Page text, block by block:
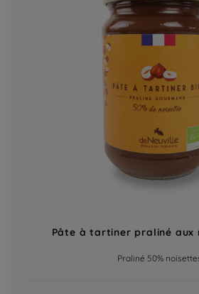
Pâte à tartiner praliné aux
Praliné 50%